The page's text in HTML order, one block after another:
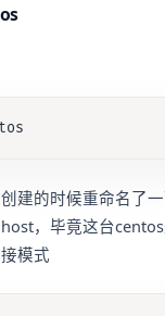
建的时候重命名了
，毕竟这台
模式